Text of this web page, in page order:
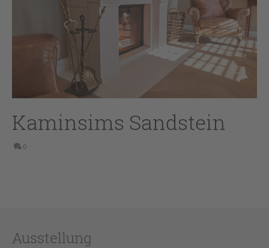
Kaminsims Sandstein
0
Ausstellung